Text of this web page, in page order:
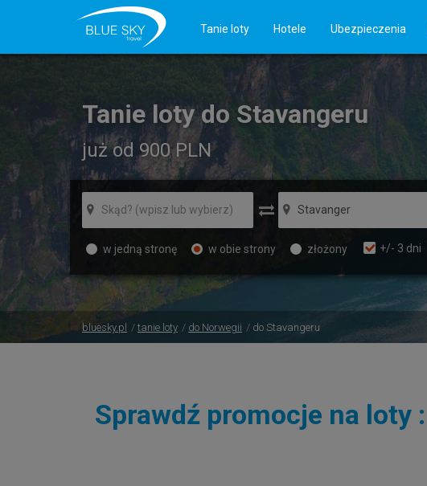
Tanie loty Hotele Ubezpieczenia
Tanie loty do Stavangeru
już od 900PLN
w jedną stronę w obie strony złożony +/- 3 dni
bluesky.pl tanie loty do Norwegii do Stavangeru
Sprawdź promocje na loty :